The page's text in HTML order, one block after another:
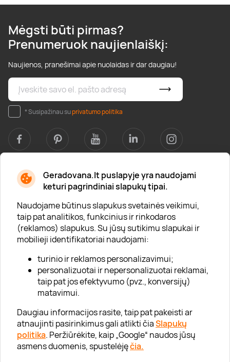
Geradovana.lt puslapyje yra naudojami
keturi pagrindiniai slapukų tipai.
Naudojame būtinus slapukus svetainės veikimui,
taip pat analitikos, funkcinius ir rinkodaros
(reklamos) slapukus. Su jūsų sutikimu slapukai ir
mobilieji identifikatoriai naudojami:
turinio ir reklamos personalizavimui;
personalizuotai ir nepersonalizuotai reklamai,
taip pat jos efektyvumo (pvz., konversijų)
matavimui.
Daugiau informacijos rasite, taip pat pakeisti ar
atnaujinti pasirinkimus gali atlikti čiaSlapukų
politika. Peržiūrėkite, kaip „Google“ naudos jūsų
asmens duomenis, spustelėjęčia.
Mėgsti būti pirmas?
Prenumeruok naujienlaiškį:
Naujienos, pranešimai apie nuolaidas ir dar daugiau!
* Susipažinau suprivatumo politika
Apie mus
Apie „Gera Dovana“
Lojalumo klubas
Karjera
Visi partneriai
Kontaktai
Tinklaraštis
Informacija